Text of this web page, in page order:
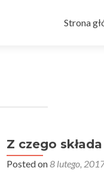
do
Strona
Z czego
Posted on8 lutego,